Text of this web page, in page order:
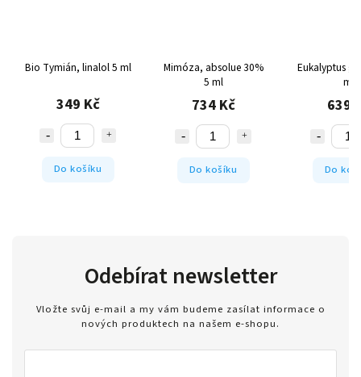
Bio Tymián, linalol 5 ml
349 Kč
Do košíku
Mimóza, absolue 30%
5 ml
734 Kč
Do košíku
Eukalyptus
ml
639
Do
Odebírat newsletter
Vložte svůj e-mail a my vám budeme zasílat informace o
nových produktech na našem e-shopu.